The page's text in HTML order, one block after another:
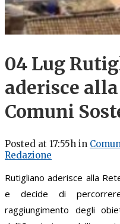
04 Lug
aderisce
Comuni
Posted at 17:55h in
Redazione
Rutigliano aderisce alla
e decide di
raggiungimento degli